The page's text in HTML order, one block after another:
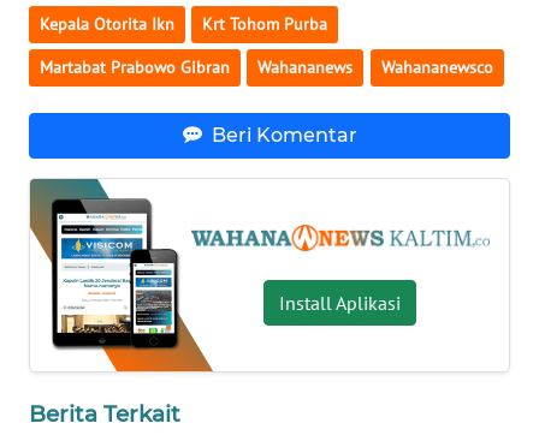
Kepala Otorita Ikn Krt Tohom Purba
Martabat Prabowo Gibran Wahananews Wahananewsco
Beri Komentar
Install Aplikasi
Berita Terkait
WN
NUSANTARA
WN
JATIM
WN
BALI
WN